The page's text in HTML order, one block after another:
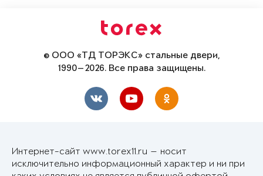
© ООО «ТД ТОРЭКС» стальные двери,
1990—2026. Все права защищены.
Интернет-сайт www.torex11.ru — носит
исключительно информационный характер и ни при